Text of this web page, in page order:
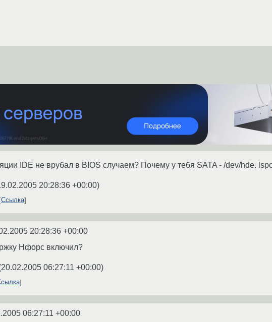
IDE не врубал в BIOS случаем? Почему у тебя SATA - /dev/hde.
20:28:36 +00:00)
Ссылка
20:28:36 +00:00
Нфорс включил?
20.02.2005 06:27:11 +00:00)
06:27:11 +00:00